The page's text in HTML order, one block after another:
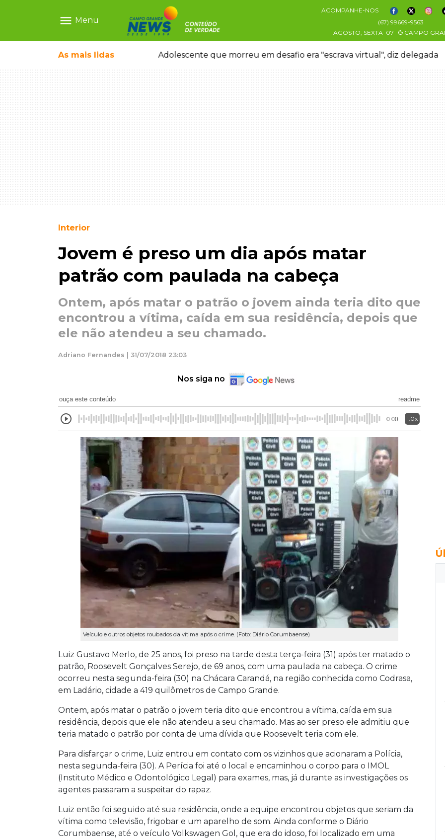
menu Menu
ACOMPANHE-NOS
(67) 99669-9563
AGOSTO, SEXTA 07 CAMPO
As mais lidas
ser membro de facção Adolescente que morreu em desafio era "escrava virtual", diz delegada
Interior
Jovem é preso um dia após matar
patrão com paulada na cabeça
Ontem, após matar o patrão o jovem ainda teria dito que
encontrou a vítima, caída em sua residência, depois que
ele não atendeu a seu chamado.
Adriano Fernandes | 31/07/2018 23:03
Nos siga no
ouça este conteúdo readme
0:00 1.0x
Veículo e outros objetos roubados da vítima após o crime. (Foto: Diário Corumbaense)
Luiz Gustavo Merlo, de 25 anos, foi preso na tarde desta terça-feira (31) após ter matado o
patrão, Roosevelt Gonçalves Serejo, de 69 anos, com uma paulada na cabeça. O crime
ocorreu nesta segunda-feira (30) na Chácara Carandá, na região conhecida como Codrasa,
em Ladário, cidade a 419 quilômetros de Campo Grande.
Ontem, após matar o patrão o jovem teria dito que encontrou a vítima, caída em sua
residência, depois que ele não atendeu a seu chamado. Mas ao ser preso ele admitiu que
teria matado o patrão por conta de uma dívida que Roosevelt teria com ele.
Para disfarçar o crime, Luiz entrou em contato com os vizinhos que acionaram a Polícia,
nesta segunda-feira (30). A Perícia foi até o local e encaminhou o corpo para o IMOL
(Instituto Médico e Odontológico Legal) para exames, mas, já durante as investigações os
agentes passaram a suspeitar do rapaz.
Luiz então foi seguido até sua residência, onde a equipe encontrou objetos que seriam da
vítima como televisão, frigobar e um aparelho de som. Ainda conforme o Diário
Corumbaense, até o veículo Volkswagen Gol, que era do idoso, foi localizado em uma